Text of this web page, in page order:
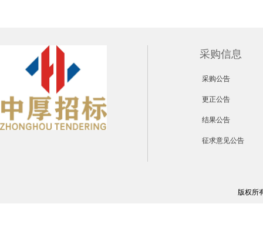
采购信息
采购公告
更正公告
结果公告
征求意见公告
版权所